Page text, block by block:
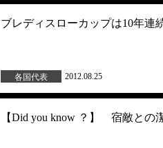
ブレディスローカップは10年
各国代表 2012.08.25
【Did you know ？】 宿敵と